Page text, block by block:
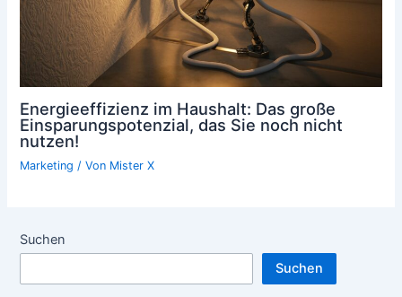
Energieeffizienz im Haushalt: Das große
Einsparungspotenzial, das Sie noch nicht
nutzen!
Marketing / Von Mister X
Suchen
Suchen